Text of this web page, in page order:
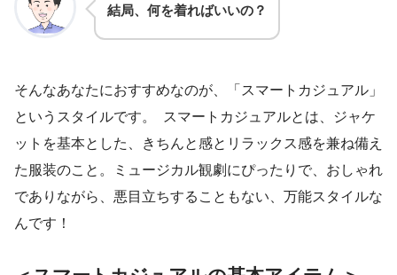
結局、何を着ればいいの？
そんなあなたにおすすめなのが、「スマートカジュアル」
というスタイルです。 スマートカジュアルとは、ジャケ
ットを基本とした、きちんと感とリラックス感を兼ね備え
た服装のこと。ミュージカル観劇にぴったりで、おしゃれ
でありながら、悪目立ちすることもない、万能スタイルな
んです！